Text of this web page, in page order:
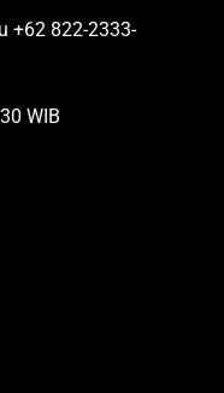
+62 822-2333-
WIB